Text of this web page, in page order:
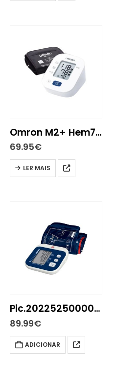
Omron M2+ Hem7146E Medidor Pressão Arterial Braço
69.95€
LER MAIS
Pic.2022525000000 Easy Rapid Med Press Brac x
89.99€
ADICIONAR